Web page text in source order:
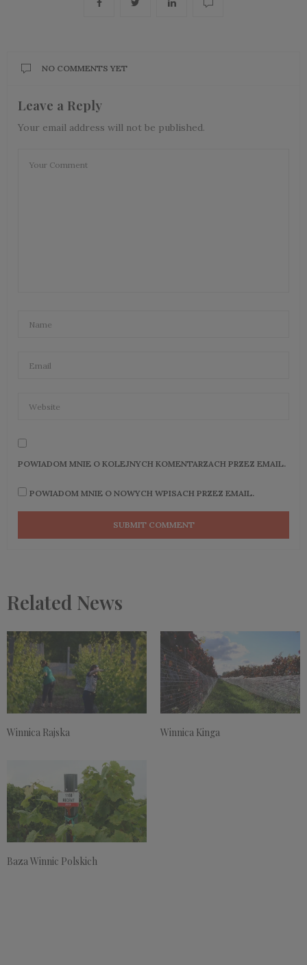
NO COMMENTS YET
Leave a Reply
Your email address will not be published.
POWIADOM MNIE O KOLEJNYCH KOMENTARZACH PRZEZ EMAIL.
POWIADOM MNIE O NOWYCH WPISACH PRZEZ EMAIL.
Related News
Winnica Rajska Winnica Kinga
Baza Winnic Polskich